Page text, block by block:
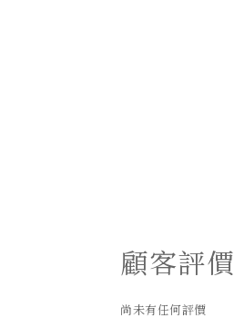
顧客評價
尚未有任何評價